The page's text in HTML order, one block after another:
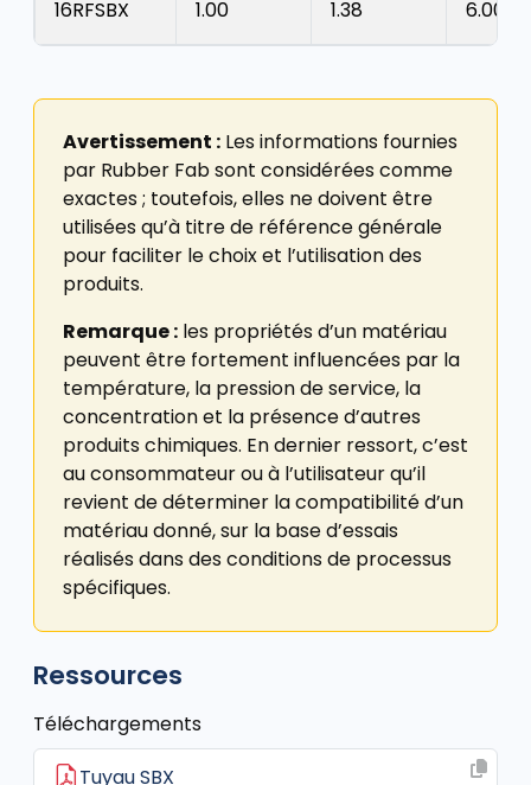
16RFSBX 1.00 1.38 6.00
Avertissement : Les informations fournies
par Rubber Fab sont considérées comme
exactes ; toutefois, elles ne doivent être
utilisées qu’à titre de référence générale
pour faciliter le choix et l’utilisation des
produits.
Remarque : les propriétés d’un matériau
peuvent être fortement influencées par la
température, la pression de service, la
concentration et la présence d’autres
produits chimiques. En dernier ressort, c’est
au consommateur ou à l’utilisateur qu’il
revient de déterminer la compatibilité d’un
matériau donné, sur la base d’essais
réalisés dans des conditions de processus
spécifiques.
Ressources
Téléchargements
Tuyau SBX